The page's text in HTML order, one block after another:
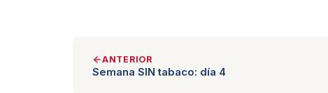
ANTERIOR
Semana SIN tabaco: día 4